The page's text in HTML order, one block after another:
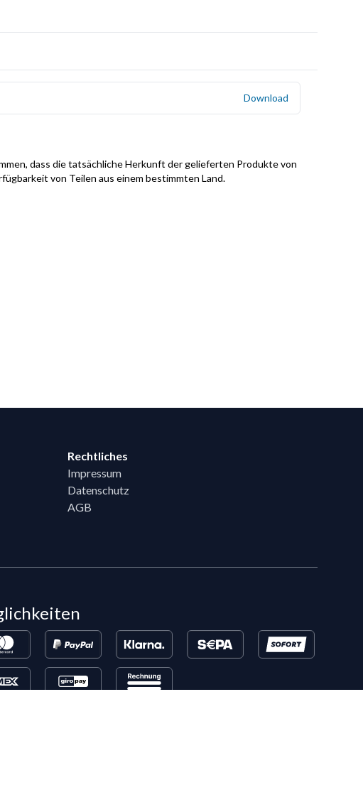
Download
dass die tatsächliche Herkunft der gelieferten Produkte von
von Teilen aus einem bestimmten Land.
Rechtliches
Impressum
Datenschutz
AGB